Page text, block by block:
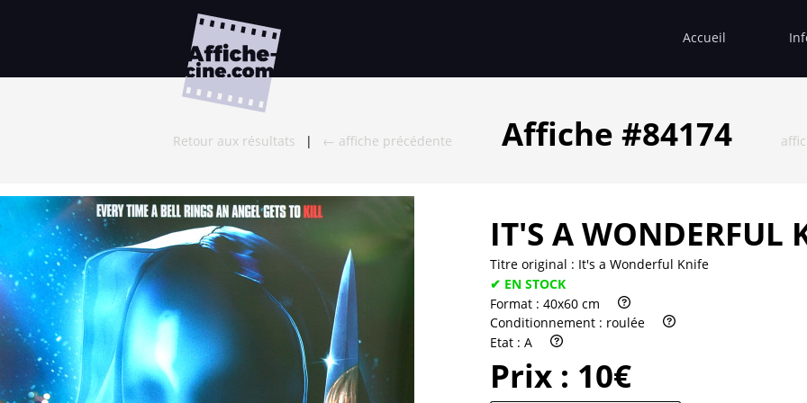
Accueil
Retour aux résultats | ← affiche précédente Affiche #84174
IT'S A WONDERFUL
Titre original : It's a Wonderful Knife
✔ EN STOCK
Format : 40x60 cm
Conditionnement : roulée
Etat : A
Prix : 10€